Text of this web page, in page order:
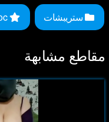
ستريبشات Ghazal_maroc
مقاطع مشابهة